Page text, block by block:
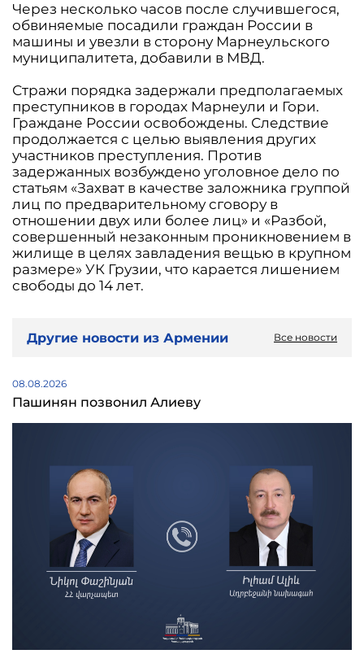
Через несколько часов после случившегося,
обвиняемые посадили граждан России в
машины и увезли в сторону Марнеульского
муниципалитета, добавили в МВД.
Стражи порядка задержали предполагаемых
преступников в городах Марнеули и Гори.
Граждане России освобождены. Следствие
продолжается с целью выявления других
участников преступления. Против
задержанных возбуждено уголовное дело по
статьям «Захват в качестве заложника группой
лиц по предварительному сговору в
отношении двух или более лиц» и «Разбой,
совершенный незаконным проникновением в
жилище в целях завладения вещью в крупном
размере» УК Грузии, что карается лишением
свободы до 14 лет.
Другие новости из Армении Все новости
08.08.2026
Пашинян позвонил Алиеву